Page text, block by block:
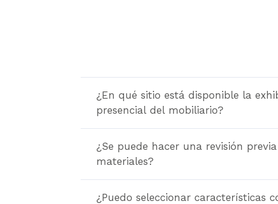
¿En qué sitio está disponible la
presencial del mobiliario?
¿Se puede hacer una revisión
materiales?
¿Puedo seleccionar características